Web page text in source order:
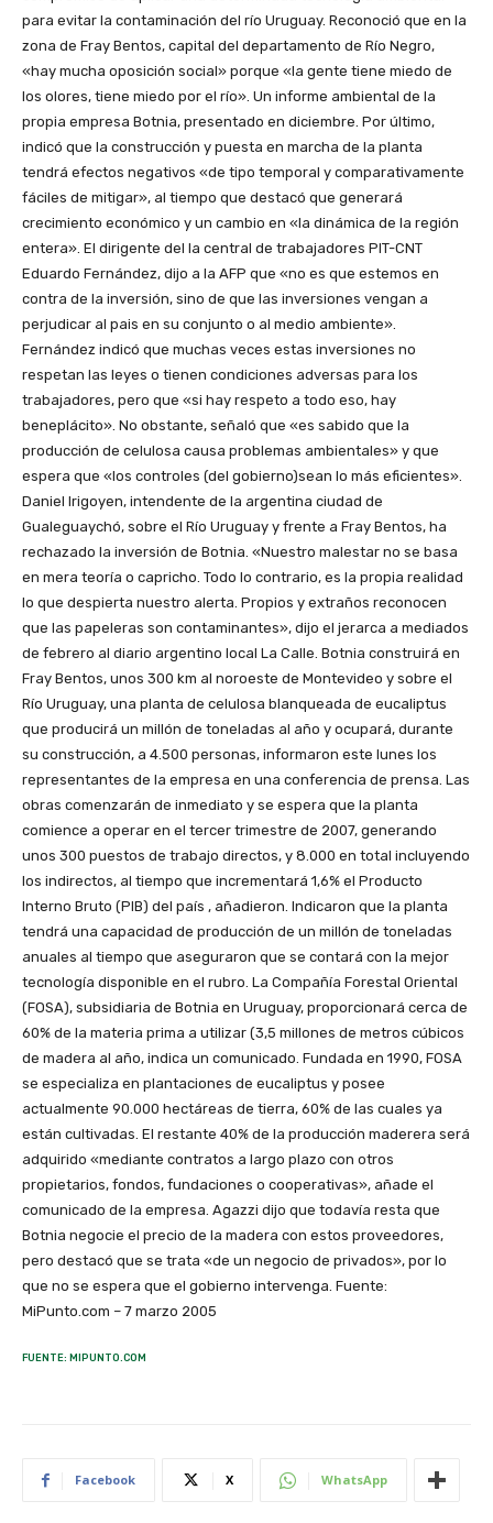
para evitar la contaminación del río Uruguay. Reconoció que en la
zona de Fray Bentos, capital del departamento de Río Negro,
«hay mucha oposición social» porque «la gente tiene miedo de
los olores, tiene miedo por el río». Un informe ambiental de la
propia empresa Botnia, presentado en diciembre. Por último,
indicó que la construcción y puesta en marcha de la planta
tendrá efectos negativos «de tipo temporal y comparativamente
fáciles de mitigar», al tiempo que destacó que generará
crecimiento económico y un cambio en «la dinámica de la región
entera». El dirigente del la central de trabajadores PIT-CNT
Eduardo Fernández, dijo a la AFP que «no es que estemos en
contra de la inversión, sino de que las inversiones vengan a
perjudicar al pais en su conjunto o al medio ambiente».
Fernández indicó que muchas veces estas inversiones no
respetan las leyes o tienen condiciones adversas para los
trabajadores, pero que «si hay respeto a todo eso, hay
beneplácito». No obstante, señaló que «es sabido que la
producción de celulosa causa problemas ambientales» y que
espera que «los controles (del gobierno)sean lo más eficientes».
Daniel Irigoyen, intendente de la argentina ciudad de
Gualeguaychó, sobre el Río Uruguay y frente a Fray Bentos, ha
rechazado la inversión de Botnia. «Nuestro malestar no se basa
en mera teoría o capricho. Todo lo contrario, es la propia realidad
lo que despierta nuestro alerta. Propios y extraños reconocen
que las papeleras son contaminantes», dijo el jerarca a mediados
de febrero al diario argentino local La Calle. Botnia construirá en
Fray Bentos, unos 300 km al noroeste de Montevideo y sobre el
Río Uruguay, una planta de celulosa blanqueada de eucaliptus
que producirá un millón de toneladas al año y ocupará, durante
su construcción, a 4.500 personas, informaron este lunes los
representantes de la empresa en una conferencia de prensa. Las
obras comenzarán de inmediato y se espera que la planta
comience a operar en el tercer trimestre de 2007, generando
unos 300 puestos de trabajo directos, y 8.000 en total incluyendo
los indirectos, al tiempo que incrementará 1,6% el Producto
Interno Bruto (PIB) del país , añadieron. Indicaron que la planta
tendrá una capacidad de producción de un millón de toneladas
anuales al tiempo que aseguraron que se contará con la mejor
tecnología disponible en el rubro. La Compañía Forestal Oriental
(FOSA), subsidiaria de Botnia en Uruguay, proporcionará cerca de
60% de la materia prima a utilizar (3,5 millones de metros cúbicos
de madera al año, indica un comunicado. Fundada en 1990, FOSA
se especializa en plantaciones de eucaliptus y posee
actualmente 90.000 hectáreas de tierra, 60% de las cuales ya
están cultivadas. El restante 40% de la producción maderera será
adquirido «mediante contratos a largo plazo con otros
propietarios, fondos, fundaciones o cooperativas», añade el
comunicado de la empresa. Agazzi dijo que todavía resta que
Botnia negocie el precio de la madera con estos proveedores,
pero destacó que se trata «de un negocio de privados», por lo
que no se espera que el gobierno intervenga. Fuente:
MiPunto.com – 7 marzo 2005
FUENTE: MIPUNTO.COM
Facebook X WhatsApp